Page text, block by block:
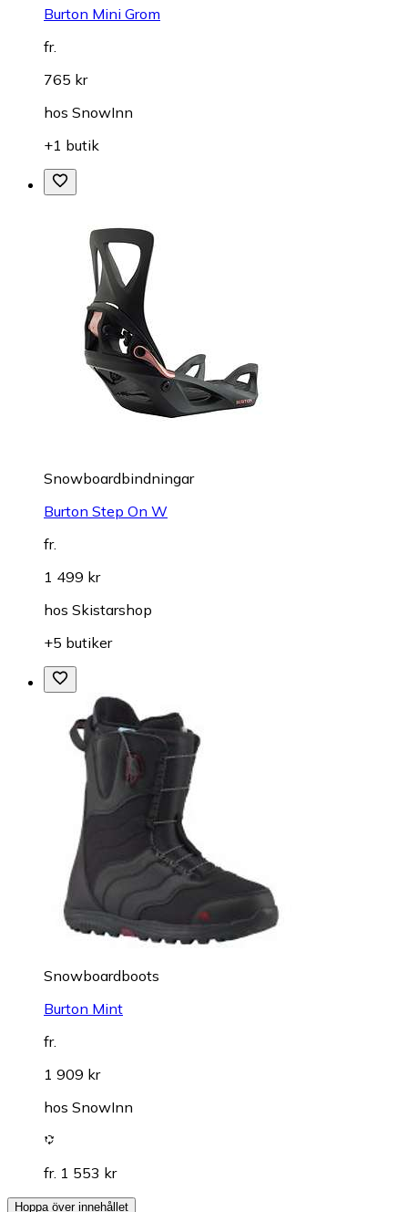
Burton Mini Grom
fr.
765 kr
hos SnowInn
+1 butik
Snowboardbindningar
Burton Step On W
fr.
1 499 kr
hos Skistarshop
+5 butiker
Snowboardboots
Burton Mint
fr.
1 909 kr
hos SnowInn
fr. 1 553 kr
Hoppa över innehållet